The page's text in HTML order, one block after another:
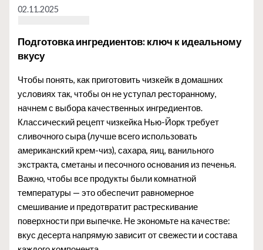
02.11.2025
Подготовка ингредиентов: ключ к идеальному
вкусу
Чтобы понять, как приготовить чизкейк в домашних
условиях так, чтобы он не уступал ресторанному,
начнем с выбора качественных ингредиентов.
Классический рецепт чизкейка Нью-Йорк требует
сливочного сыра (лучше всего использовать
американский крем-чиз), сахара, яиц, ванильного
экстракта, сметаны и песочного основания из печенья.
Важно, чтобы все продукты были комнатной
температуры — это обеспечит равномерное
смешивание и предотвратит растрескивание
поверхности при выпечке. Не экономьте на качестве:
вкус десерта напрямую зависит от свежести и состава